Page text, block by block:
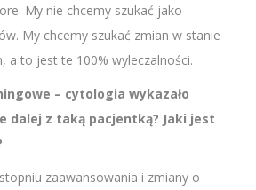
My nie chcemy szukać jako
My chcemy szukać zmian w stanie
a to jest te 100% wyleczalności.
– cytologia wykazało
dalej z taką pacjentką? Jaki jest
zaawansowania i zmiany o